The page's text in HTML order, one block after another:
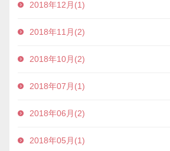
2018年12月(1)
2018年11月(2)
2018年10月(2)
2018年07月(1)
2018年06月(2)
2018年05月(1)